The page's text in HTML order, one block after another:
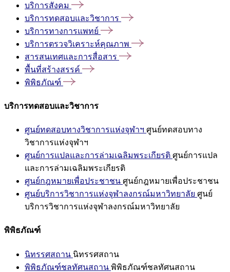
บริการสังคม
บริการทดสอบและวิชาการ
บริการทางการแพทย์
บริการตรวจวิเคราะห์คุณภาพ
สารสนเทศและการสื่อสาร
พื้นที่สร้างสรรค์
พิพิธภัณฑ์
บริการทดสอบและวิชาการ
ศูนย์ทดสอบทางวิชาการแห่งจุฬาฯ ศูนย์ทดสอบทาง
วิชาการแห่งจุฬาฯ
ศูนย์การแปลและการล่ามเฉลิมพระเกียรติ ศูนย์การแปล
และการล่ามเฉลิมพระเกียรติ
ศูนย์กฎหมายเพื่อประชาชน ศูนย์กฎหมายเพื่อประชาชน
ศูนย์บริการวิชาการแห่งจุฬาลงกรณ์มหาวิทยาลัย ศูนย์
บริการวิชาการแห่งจุฬาลงกรณ์มหาวิทยาลัย
พิพิธภัณฑ์
นิทรรศสถาน นิทรรศสถาน
พิพิธภัณฑ์ชลทัศนสถาน พิพิธภัณฑ์ชลทัศนสถาน